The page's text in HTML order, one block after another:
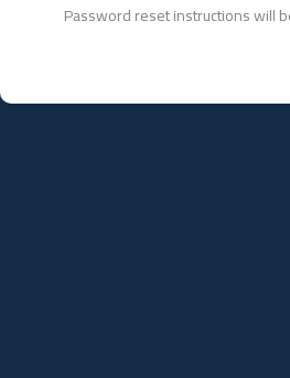
Password reset instructions will